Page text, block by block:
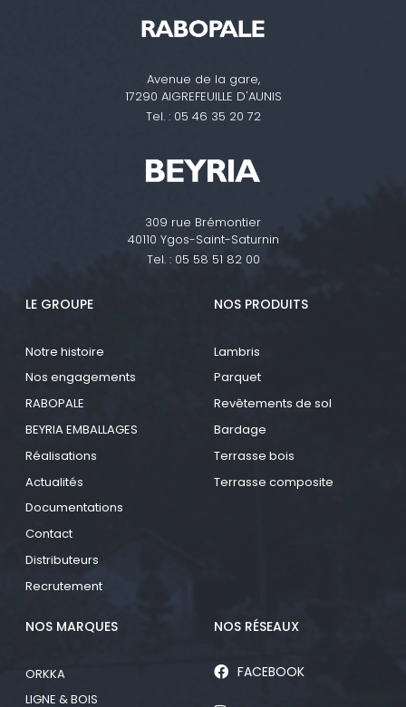
Avenue de la gare,
17290 AIGREFEUILLE D'AUNIS
Tel. : 05 46 35 20 72
309 rue Brémontier
40110 Ygos-Saint-Saturnin
Tel. : 05 58 51 82 00
LE GROUPE
Notre histoire
Nos engagements
RABOPALE
BEYRIA EMBALLAGES
Réalisations
Actualités
Documentations
Contact
Distributeurs
Recrutement
NOS PRODUITS
Lambris
Parquet
Revêtements de sol
Bardage
Terrasse bois
Terrasse composite
NOS MARQUES
ORKKA
LIGNE & BOIS
NOS RÉSEAUX
FACEBOOK